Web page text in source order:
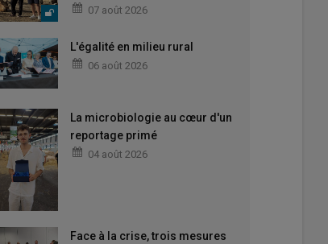
07 août 2026
L'égalité en milieu rural
06 août 2026
La microbiologie au cœur d'un
reportage primé
04 août 2026
Face à la crise, trois mesures